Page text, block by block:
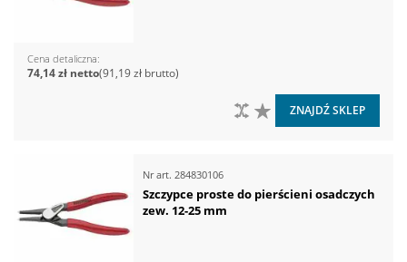
Cena detaliczna
91,19 zł
74,14 zł
DO LISTY ŻYCZEŃ
DO PORÓWNANIA
ZNAJDŹ SKLEP
Nr art. 284830106
Szczypce proste do pierścieni osadczych
zew. 12-25 mm